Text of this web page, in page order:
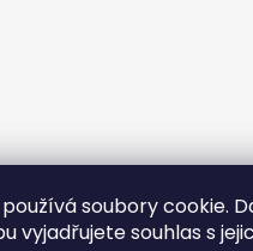
soubory cookie.
vyjadřujete souhlas s